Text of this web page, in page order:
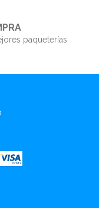
paqueterías